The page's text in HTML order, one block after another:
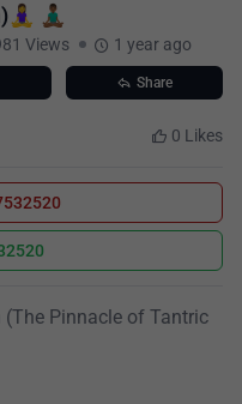
🧘🏾‍♂️
Views 1 year ago
Share
0 Likes
Pinnacle of Tantric